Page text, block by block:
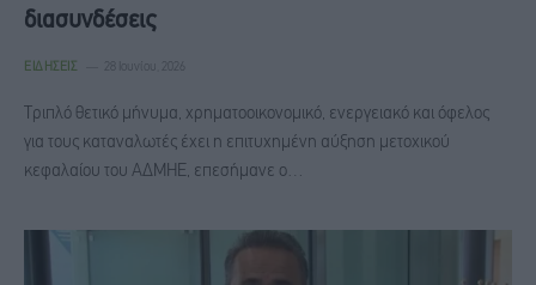
διασυνδέσεις
ΕΙΔΉΣΕΙΣ 28 Ιουνίου, 2026
Τριπλό θετικό μήνυμα, χρηματοοικονομικό, ενεργειακό και όφελος
για τους καταναλωτές έχει η επιτυχημένη αύξηση μετοχικού
κεφαλαίου του ΑΔΜΗΕ, επεσήμανε ο…